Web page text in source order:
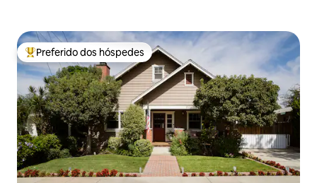
Entre os melhores preferidos dos hóspedes
Preferido dos hóspedes